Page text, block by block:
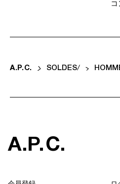
コ
A. P. C. SOLDES
A.P.C.